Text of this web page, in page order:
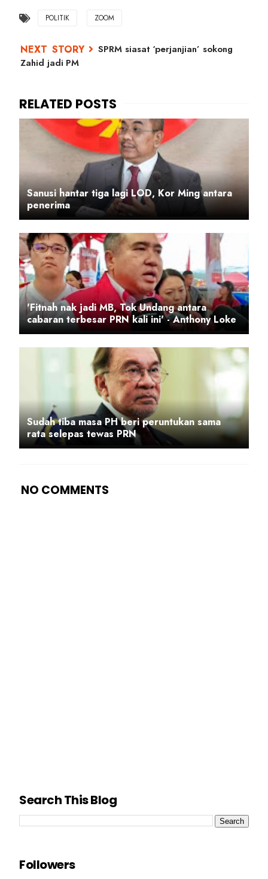
POLITIK ZOOM
SPRM siasat ‘perjanjian’ sokong
Zahid jadi PM
Sanusi hantar tiga lagi LOD, Kor Ming antara
penerima
'Fitnah nak jadi MB, Tok Undang antara
cabaran terbesar PRN kali ini' - Anthony Loke
Sudah tiba masa PH beri peruntukan sama
rata selepas tewas PRN
NO COMMENTS
Search This Blog
Followers